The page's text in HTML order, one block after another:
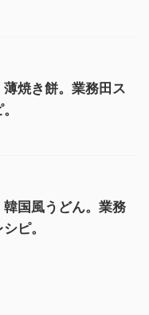
薄焼き餅。業務田ス
韓国風うどん。業務
ピ。